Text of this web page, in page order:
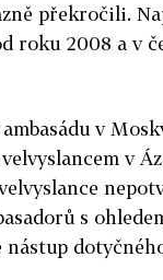
překročili.
roku 2008 a v
v
v
s